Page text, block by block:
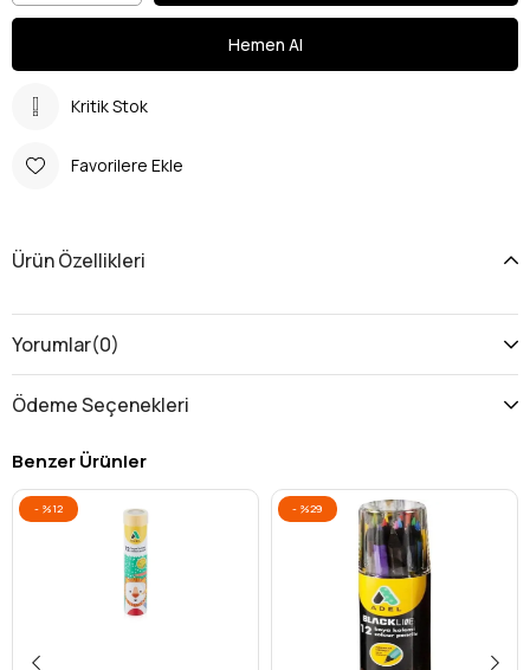
Kritik Stok
Favorilere Ekle
Ürün Özellikleri
Yorumlar(0)
Ödeme Seçenekleri
Benzer Ürünler
%12 %29